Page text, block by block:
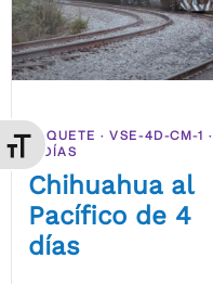
tamaño de letra
PAQUETE · VSE-4D-CM-1 ·
4 DÍAS
Chihuahua al
Pacífico de 4
días